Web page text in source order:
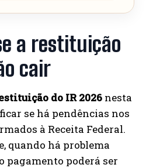
a restituição
cair
do IR 2026 nesta
se há pendências nos
à Receita Federal.
quando há problema
pagamento poderá ser